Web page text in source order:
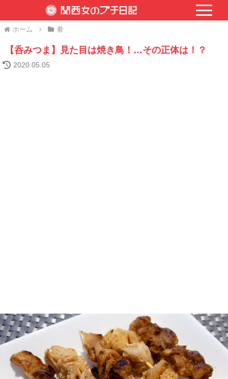
ホーム 肴
【呑みつま】見た目は焼き鳥！…その正体は！？
2020.05.05